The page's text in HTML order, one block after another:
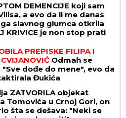
DEMENCIJE koji sam
a evo da li me danas
slavnog glumca otkrila
KRIVICE je non stop prati
PREPISKE FILIPA I
Odmah se
"Sve dođe do mene", evo da
Đukića
ZATVORILA objekat
Tomovića u Crnoj Gori, on
šta se dešava: "Neki se